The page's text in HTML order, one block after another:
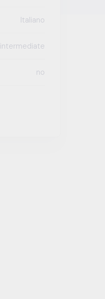
Italiano
intermediate
no